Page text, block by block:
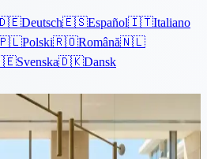
Deutsch🇪🇸Español🇮🇹Italiano
Polski🇷🇴Română🇳🇱
Svenska🇩🇰Dansk